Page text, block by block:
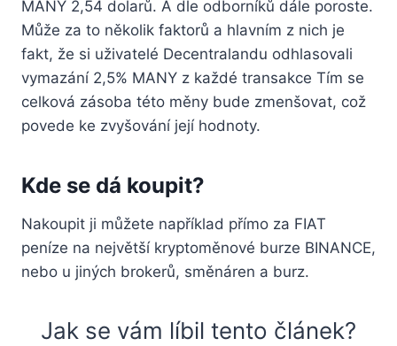
MANY 2,54 dolarů. A dle odborníků dále poroste.
Může za to několik faktorů a hlavním z nich je
fakt, že si uživatelé Decentralandu odhlasovali
vymazání 2,5% MANY z každé transakce Tím se
celková zásoba této měny bude zmenšovat, což
povede ke zvyšování její hodnoty.
Kde se dá koupit?
Nakoupit ji můžete například přímo za FIAT
peníze na největší kryptoměnové burze BINANCE,
nebo u jiných brokerů, směnáren a burz.
Jak se vám líbil tento článek?